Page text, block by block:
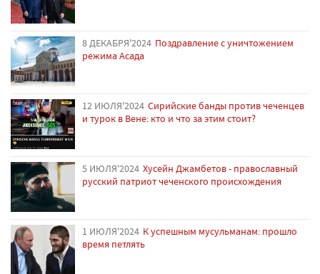
8 ДЕКАБРЯ'2024 Поздравление с уничтожением
режима Асада
12 ИЮЛЯ'2024 Сирийские банды против чеченцев
и турок в Вене: кто и что за этим стоит?
5 ИЮЛЯ'2024 Хусейн Джамбетов - православный
русский патриот чеченского происхождения
1 ИЮЛЯ'2024 К успешным мусульманам: прошло
время петлять